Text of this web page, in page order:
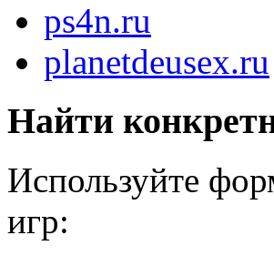
ps4n.ru
planetdeusex.ru
Найти
Используйте
игр: